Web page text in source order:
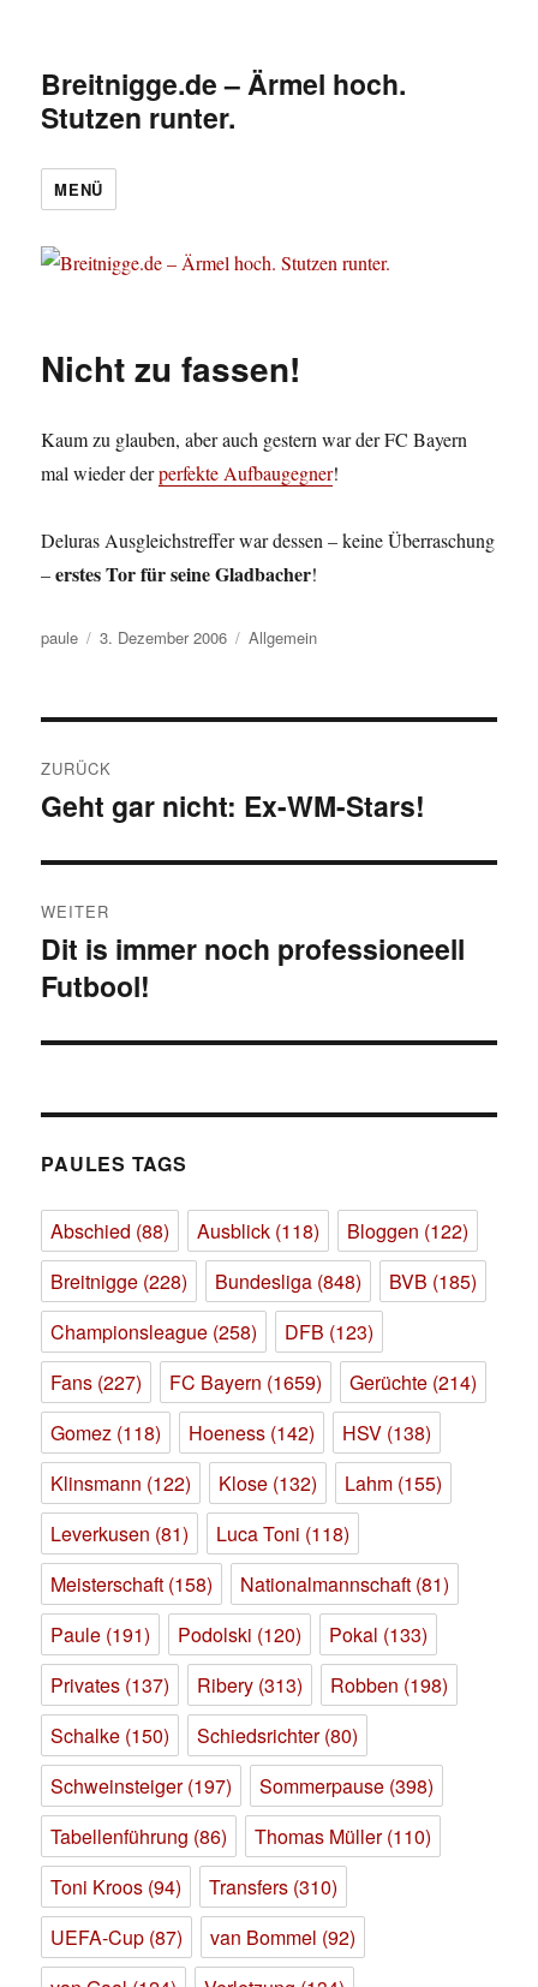
Breitnigge.de – Ärmel hoch.
Stutzen runter.
MENÜ
Nicht zu fassen!
Kaum zu glauben, aber auch gestern war der FC Bayern
mal wieder derperfekte Aufbaugegner!
Deluras Ausgleichstreffer war dessen – keine Überraschung
–erstes Tor für seine Gladbacher!
Autor
paule
Veröffentlicht
3. Dezember 2006 Kategorien
Allgemein
ZURÜCK
Vorheriger
Geht gar nicht: Ex-WM-Stars!
WEITER
Nächster
Beitrag:
Dit is immer noch professioneell
Futbool!
PAULES TAGS
Abschied (88) Ausblick (118) Bloggen (122)
Breitnigge (228) Bundesliga (848) BVB (185)
Championsleague (258) DFB (123)
Fans (227) FC Bayern (1659) Gerüchte (214)
Gomez (118) Hoeness (142) HSV (138)
Klinsmann (122) Klose (132) Lahm (155)
Leverkusen (81) Luca Toni (118)
Meisterschaft (158) Nationalmannschaft (81)
Paule (191) Podolski (120) Pokal (133)
Privates (137) Ribery (313) Robben (198)
Schalke (150) Schiedsrichter(80)
Schweinsteiger(197) Sommerpause (398)
Tabellenführung (86) Thomas Müller(110)
Toni Kroos (94) Transfers (310)
UEFA-Cup (87) van Bommel (92)